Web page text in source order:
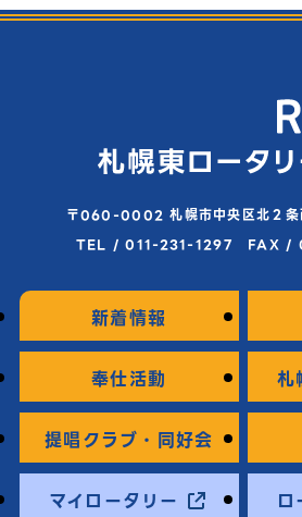
〒060-0002 札幌市中央区北２条
TEL / 011-231-1297 FAX /
新着情報
奉仕活動 札
提唱クラブ・同好会
マイロータリー